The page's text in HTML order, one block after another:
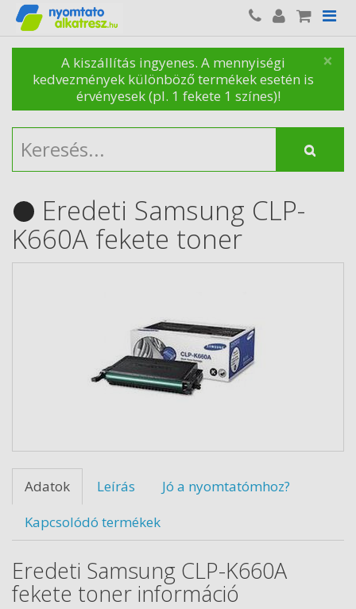
×
A kiszállítás ingyenes. A mennyiségi
kedvezmények különböző termékek esetén is
érvényesek (pl. 1 fekete 1 színes)!
Eredeti Samsung CLP-
K660A fekete toner
Adatok Leírás
Jó a nyomtatómhoz?
Kapcsolódó termékek
Eredeti Samsung CLP-K660A
fekete toner információ